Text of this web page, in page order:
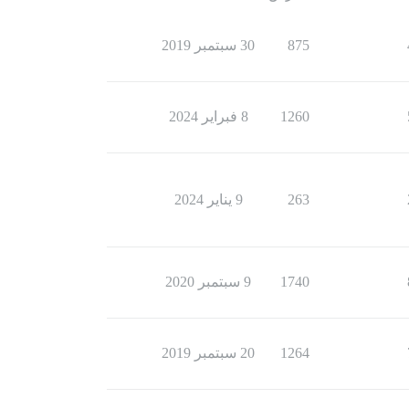
875 30 سبتمبر 2019
1260 8 فبراير 2024
263 9 يناير 2024
1740 9 سبتمبر 2020
1264 20 سبتمبر 2019